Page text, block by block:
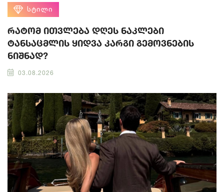
ᲡᲢᲘᲚᲘ
რატომ ითვლება დღეს ნაკლები
ტანსაცმლის ყიდვა კარგი გემოვნების
ნიშნად?
03.08.2026